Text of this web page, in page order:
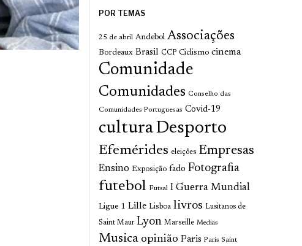
POR TEMAS
25 de abril Andebol Associações
Bordeaux Brasil CCP Ciclismo cinema
Comunidade
Comunidades Conselho das
Comunidades Portuguesas Covid-19
culturaDesporto
Efemérides eleições Empresas
Ensino Exposição fado Fotografia
futebol Futsal I Guerra Mundial
Ligue 1 Lille Lisboa livros Lusitanos de
Saint Maur Lyon Marseille Medias
Musica opinião Paris Paris Saint